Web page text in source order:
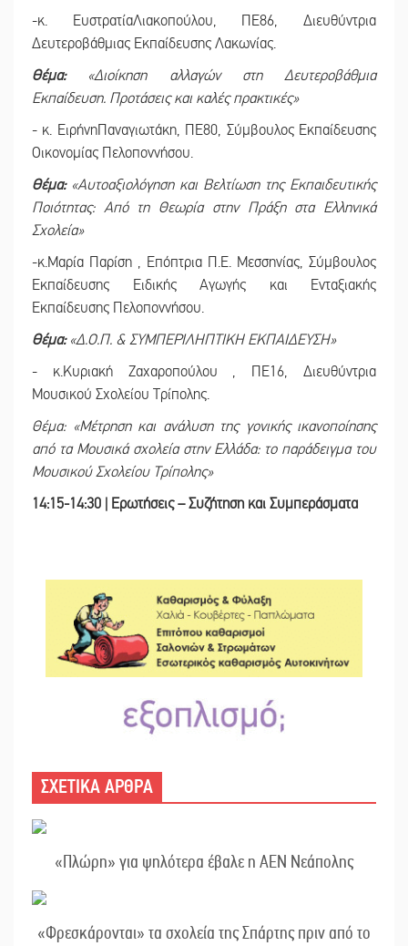
-κ. ΕυστρατίαΛιακοπούλου, ΠΕ86, Διευθύντρια
Δευτεροβάθμιας Εκπαίδευσης Λακωνίας.
Θέμα:«Διοίκηση αλλαγών στη Δευτεροβάθμια
Εκπαίδευση. Προτάσεις και καλές πρακτικές»
- κ. ΕιρήνηΠαναγιωτάκη, ΠΕ80, Σύμβουλος Εκπαίδευσης
Οικονομίας Πελοποννήσου.
Θέμα:«Αυτοαξιολόγηση και Βελτίωση της Εκπαιδευτικής
Ποιότητας: Από τη Θεωρία στην Πράξη στα Ελληνικά
Σχολεία»
-κ.Μαρία Παρίση , Επόπτρια Π.Ε. Μεσσηνίας, Σύμβουλος
Εκπαίδευσης Ειδικής Αγωγής και Ενταξιακής
Εκπαίδευσης Πελοποννήσου.
Θέμα:«Δ.Ο.Π. & ΣΥΜΠΕΡΙΛΗΠΤΙΚΗ ΕΚΠΑΙΔΕΥΣΗ»
- κ.Κυριακή Ζαχαροπούλου , ΠΕ16, Διευθύντρια
Μουσικού Σχολείου Τρίπολης.
Θέμα: «Μέτρηση και ανάλυση της γονικής ικανοποίησης
από τα Μουσικά σχολεία στην Ελλάδα: το παράδειγμα του
Μουσικού Σχολείου Τρίπολης»
14:15-14:30 | Ερωτήσεις – Συζήτηση και Συμπεράσματα
ΣΧΕΤΙΚΑ ΑΡΘΡΑ
«Πλώρη» για ψηλότερα έβαλε η ΑΕΝ Νεάπολης
«Φρεσκάρονται» τα σχολεία της Σπάρτης πριν από το